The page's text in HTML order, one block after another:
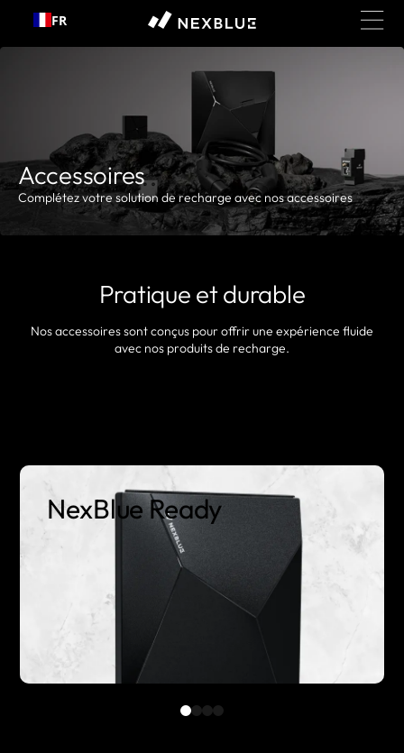
au contenu
FR
Accessoires
Complétez votre solution de recharge avec nos accessoires
Pratique et durable
Nos accessoires sont conçus pour offrir une expérience fluide
avec nos produits de recharge.
NexBlue Ready